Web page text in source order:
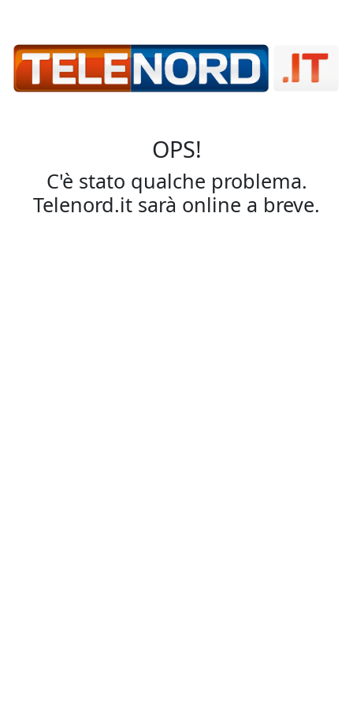
OPS!
C'è stato qualche problema.
Telenord.it sarà online a breve.